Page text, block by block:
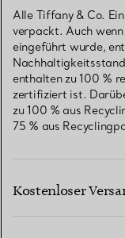
Alle Tiffany & Co.
verpackt. Auch
eingeführt wurde,
enthalten zu 100 %
zertifiziert ist.
zu 100 % aus
75 % aus
Kostenloser